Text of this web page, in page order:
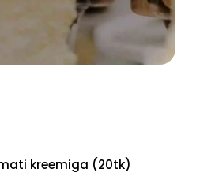
kreemiga (20tk)